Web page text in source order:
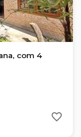
com 4